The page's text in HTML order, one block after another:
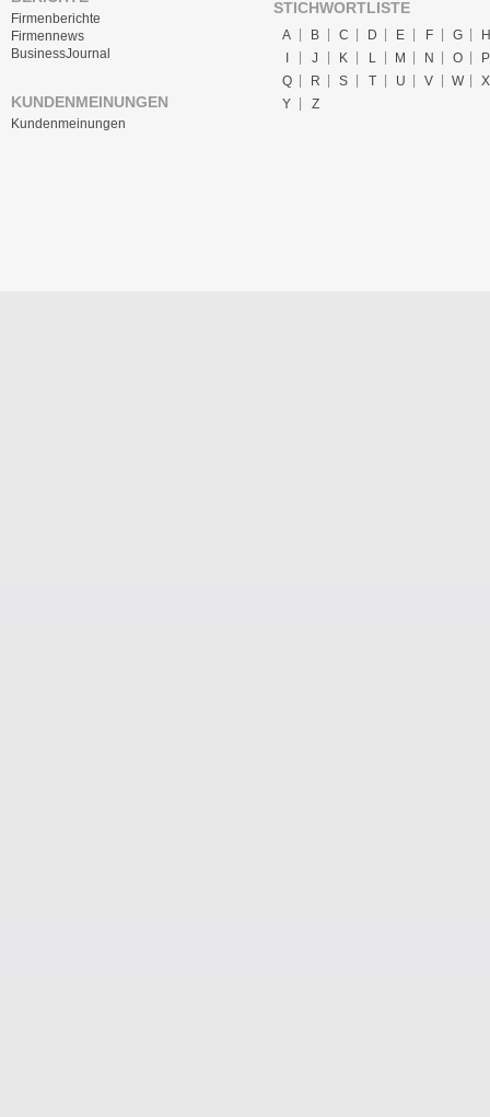
Firmennews
BusinessJournal
Kundenmeinungen
A B C D E
I
J K L M N O
P
Q
R S T U V W
X
Y
Z